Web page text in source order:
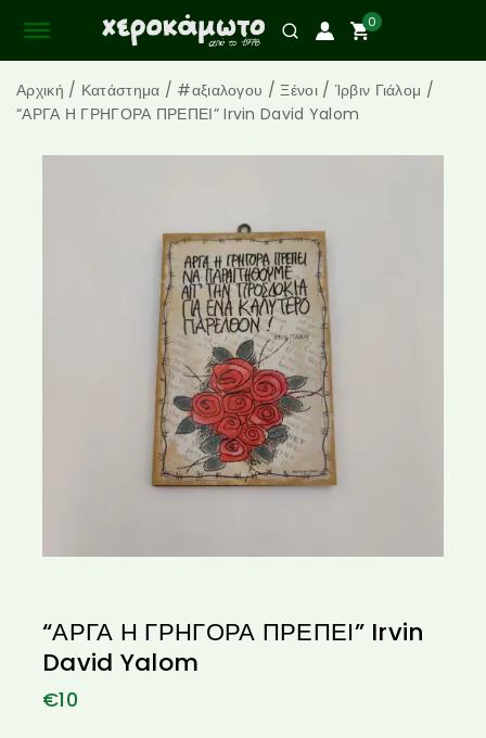
0
Αρχική / Κατάστημα / #αξιαλογου / Ξένοι / Ίρβιν Γιάλομ /
“ΑΡΓΑ Η ΓΡΗΓΟΡΑ ΠΡΕΠΕΙ” Irvin David Yalom
“ΑΡΓΑ Η ΓΡΗΓΟΡΑ ΠΡΕΠΕΙ” Irvin
David Yalom
€10